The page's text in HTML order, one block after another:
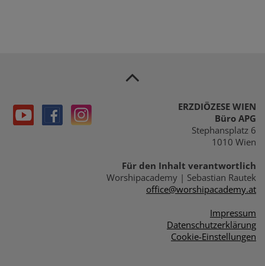
ERZDIÖZESE WIEN
Büro APG
Stephansplatz 6
1010 Wien
Für den Inhalt verantwortlich
Worshipacademy | Sebastian Rautek
office@worshipacademy.at
Impressum
Datenschutzerklärung
Cookie-Einstellungen